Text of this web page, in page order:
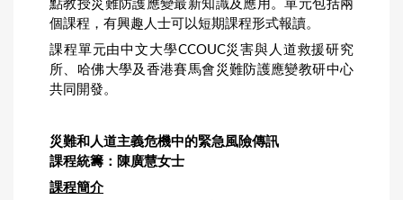
點教授災難防護應變最新知識及應用。單元包括兩
個課程，有興趣人士可以短期課程形式報讀。
課程單元由中文大學CCOUC災害與人道救援研究
所、哈佛大學及香港賽馬會災難防護應變教研中心
共同開發。
災難和人道主義危機中的緊急風險傳訊
課程統籌：陳廣慧女士
課程簡介